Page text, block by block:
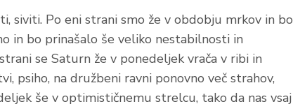
siviti. Po eni strani smo že v obdobju mrkov in bo
in bo prinašalo še veliko nestabilnosti in
se Saturn že v ponedeljek vrača v ribi in
psiho, na družbeni ravni ponovno več strahov,
še v optimističnemu strelcu, tako da nas vsaj